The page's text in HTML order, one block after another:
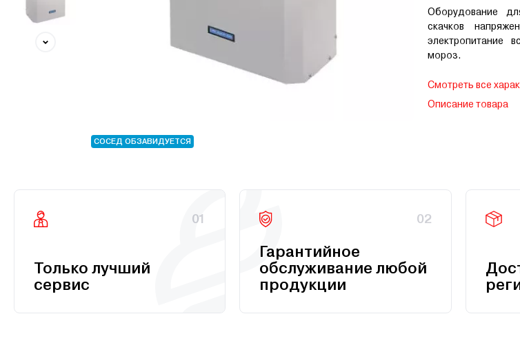
СОСЕД ОБЗАВИДУЕТСЯ
Оборудование
скачков
электропитание
мороз.
Смотреть все
Описание товара
01
Только лучший
сервис
02
Гарантийное
обслуживание любой
продукции